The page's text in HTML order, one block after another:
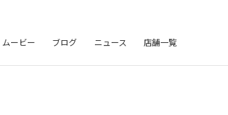
ムービー ブログ ニュース 店舗一覧